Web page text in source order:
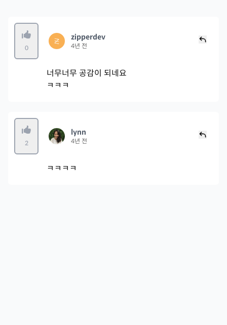
0
zipperdev
4년 전
너무너무 공감이 되네요
ㅋㅋㅋ
2
lynn
4년 전
ㅋㅋㅋㅋ